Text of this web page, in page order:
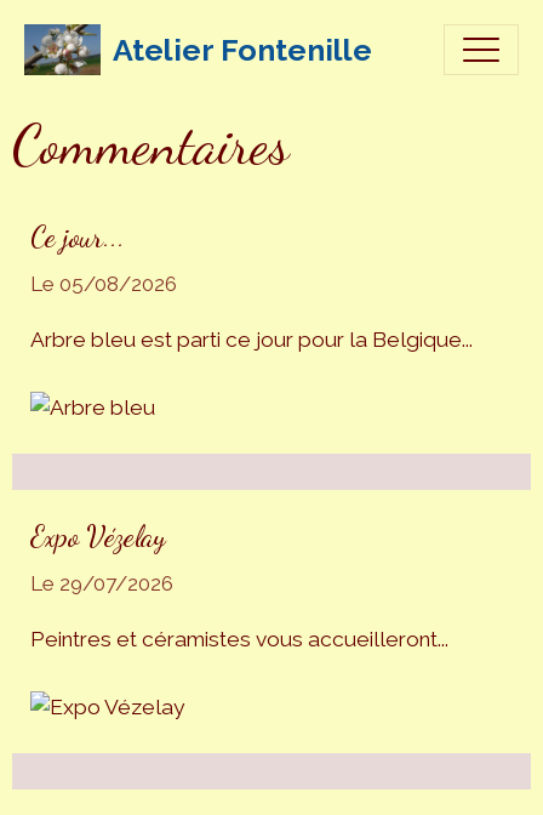
Atelier Fontenille
Commentaires
Ce jour...
Le 05/08/2026
Arbre bleu est parti ce jour pour la Belgique...
Expo Vézelay
Le 29/07/2026
Peintres et céramistes vous accueilleront...